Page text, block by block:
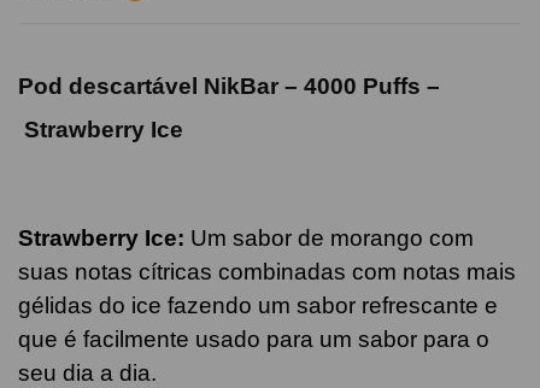
Pod descartável NikBar – 4000 Puffs –
Strawberry Ice
Strawberry Ice: Um sabor de morango com
suas notas cítricas combinadas com notas mais
gélidas do ice fazendo um sabor refrescante e
que é facilmente usado para um sabor para o
seu dia a dia.